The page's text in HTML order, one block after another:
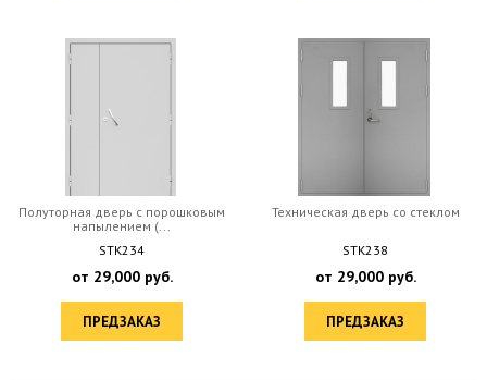
Полуторная дверь с порошковым
напылением (...
STK234
от 29,000руб.
ПРЕДЗАКАЗ
Техническая дверь со стеклом
STK238
от 29,000руб.
ПРЕДЗАКАЗ